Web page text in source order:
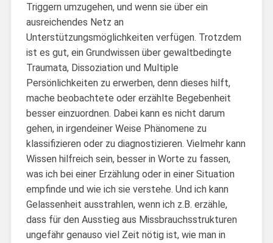
Triggern umzugehen, und wenn sie über ein
ausreichendes Netz an
Unterstützungsmöglichkeiten verfügen. Trotzdem
ist es gut, ein Grundwissen über gewaltbedingte
Traumata, Dissoziation und Multiple
Persönlichkeiten zu erwerben, denn dieses hilft,
mache beobachtete oder erzählte Begebenheit
besser einzuordnen. Dabei kann es nicht darum
gehen, in irgendeiner Weise Phänomene zu
klassifizieren oder zu diagnostizieren. Vielmehr kann
Wissen hilfreich sein, besser in Worte zu fassen,
was ich bei einer Erzählung oder in einer Situation
empfinde und wie ich sie verstehe. Und ich kann
Gelassenheit ausstrahlen, wenn ich z.B. erzähle,
dass für den Ausstieg aus Missbrauchsstrukturen
ungefähr genauso viel Zeit nötig ist, wie man in